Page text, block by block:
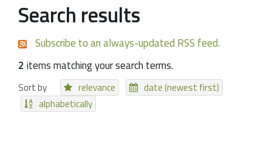
Search results
Subscribe to an always-updated RSS feed.
2 items matching your search terms.
Sort by relevance
date (newest first)
alphabetically